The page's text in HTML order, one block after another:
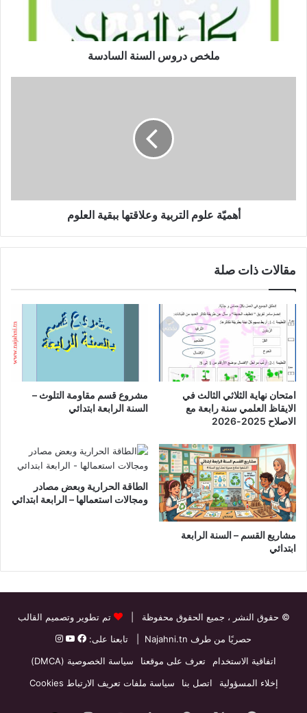
ملخص دروس السنة السادسة
أهميّة علوم التربية وعلاقتها ببقية العلوم
مقالات ذات صلة
امتحان نهاية الثلاثي الثالث في
الايقاظ العلمي سنة رابعة مع
الاصلاح 2025-2026
مشروع قسم مقاومة التلوث –
السنة الرابعة ابتدائي
مشاريع القسم – السنة الرابعة
ابتدائي
الطاقة الحرارية وبعض مصادر
ومجالات استعمالها – الرابعة ابتدائي
© حقوق النشر ، جميع الحقوق محفوظة |
تم تطوير وتصميم القالب
حصريًا من طرف Najahni.tn | تابعنا على:
اتفاقية الاستخدام
تعرف على موقعنا
سياسة الخصوصية (DMCA)
إخلاء المسؤولية
اتصل بنا سياسة ملفات تعريف الارتباط Cookies